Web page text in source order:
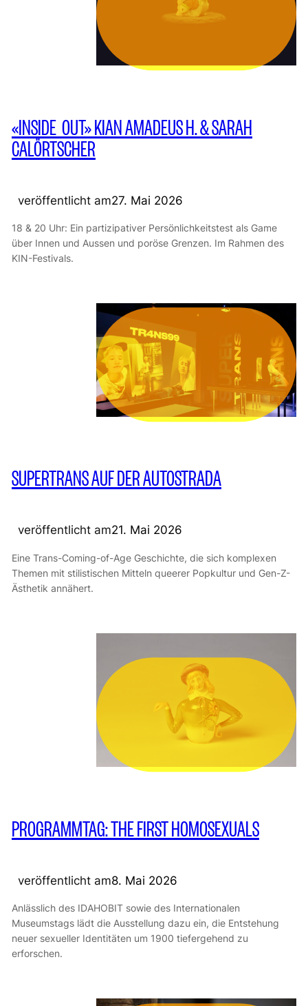
«INSIDE_OUT» KIAN AMADEUS H. & SARAH
CALÖRTSCHER
veröffentlicht am27. Mai 2026
18 & 20 Uhr: Ein partizipativer Persönlichkeitstest als Game
über Innen und Aussen und poröse Grenzen. Im Rahmen des
KIN-Festivals.
SUPERTRANS AUF DER AUTOSTRADA
veröffentlicht am21. Mai 2026
Eine Trans-Coming-of-Age Geschichte, die sich komplexen
Themen mit stilistischen Mitteln queerer Popkultur und Gen-Z-
Ästhetik annähert.
PROGRAMMTAG: THE FIRST HOMOSEXUALS
veröffentlicht am8. Mai 2026
Anlässlich des IDAHOBIT sowie des Internationalen
Museumstags lädt die Ausstellung dazu ein, die Entstehung
neuer sexueller Identitäten um 1900 tiefergehend zu
erforschen.